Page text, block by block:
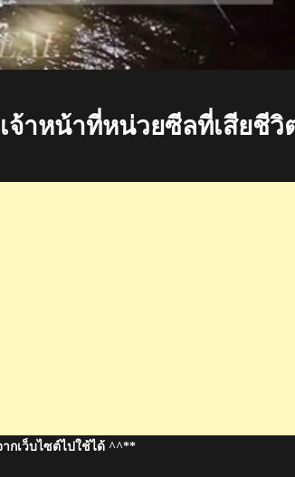
จ้าหน้าที่หน่วยซีลที่เสียชีวิ
กเว็บไซต์ไปใช้ได้ ^^**